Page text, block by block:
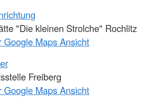
"Die kleinen Strolche" Rochlitz
Google Maps Ansicht
Freiberg
Google Maps Ansicht